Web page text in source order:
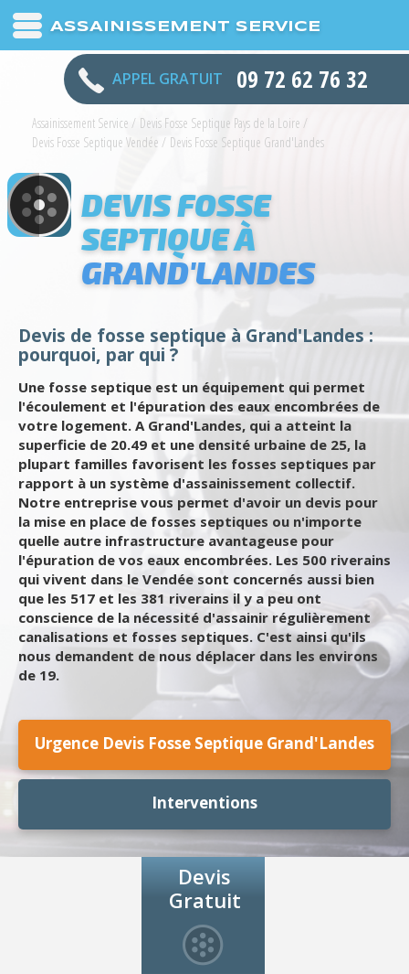
ASSAINISSEMENT SERVICE
APPEL GRATUIT 09 72 62 76 32
Assainissement Service / Devis Fosse Septique Pays de la Loire /
Devis Fosse Septique Vendée / Devis Fosse Septique Grand'Landes
DEVIS FOSSE
SEPTIQUE À
GRAND'LANDES
Devis de fosse septique à Grand'Landes :
pourquoi, par qui ?
Une fosse septique est un équipement qui permet
l'écoulement et l'épuration des eaux encombrées de
votre logement. A Grand'Landes, qui a atteint la
superficie de 20.49 et une densité urbaine de 25, la
plupart familles favorisent les fosses septiques par
rapport à un système d'assainissement collectif.
Notre entreprise vous permet d'avoir un devis pour
la mise en place de fosses septiques ou n'importe
quelle autre infrastructure avantageuse pour
l'épuration de vos eaux encombrées. Les 500 riverains
qui vivent dans le Vendée sont concernés aussi bien
que les 517 et les 381 riverains il y a peu ont
conscience de la nécessité d'assainir régulièrement
canalisations et fosses septiques. C'est ainsi qu'ils
nous demandent de nous déplacer dans les environs
de 19.
Urgence Devis Fosse Septique Grand'Landes
Interventions
Devis
Gratuit